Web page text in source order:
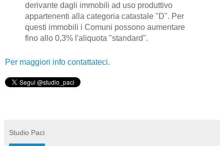
derivante dagli immobili ad uso produttivo
appartenenti alla categoria catastale "D". Per
questi immobili i Comuni possono aumentare
fino allo 0,3% l'aliquota "standard".
Per maggiori info contattateci.
Studio Paci